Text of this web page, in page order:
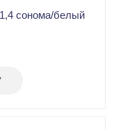
сонома/белый